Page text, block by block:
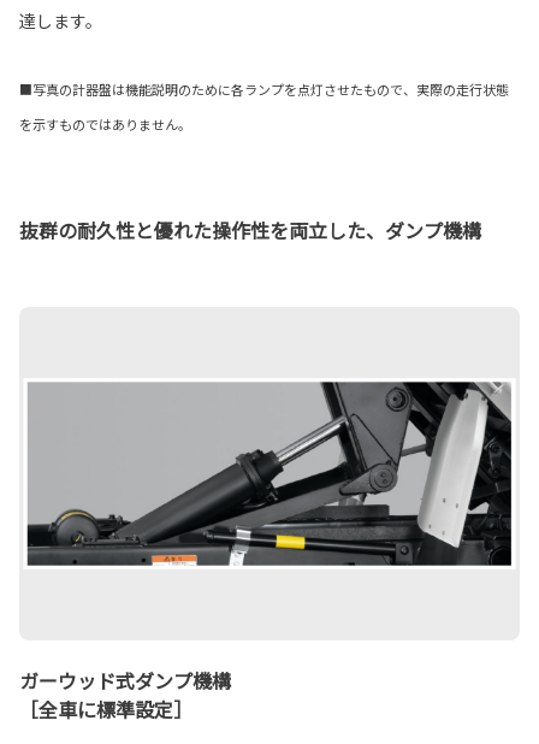
達します。
■写真の計器盤は機能説明のために各ランプを点灯させたもので、実際の走行状態
を示すものではありません。
抜群の耐久性と優れた操作性を両立した、ダンプ機構
ガーウッド式ダンプ機構
［全車に標準設定］